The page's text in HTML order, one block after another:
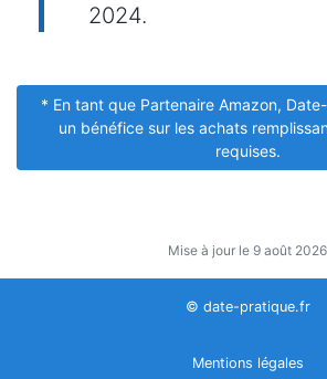
2024.
* En tant que Partenaire Amazon,
un bénéfice sur les achats
requises.
Mise à jour le 9 août 2026
© date-pratique.fr
Mentions légales